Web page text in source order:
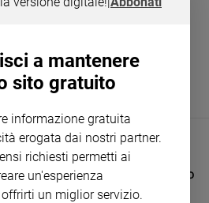
la riconferma, tra lo
delle Torri e l'atroce fallimento
a mantenere
sito gratuito
informazione gratuita
erogata dai nostri partner.
richiesti permetti ai
un'esperienza
un miglior servizio.